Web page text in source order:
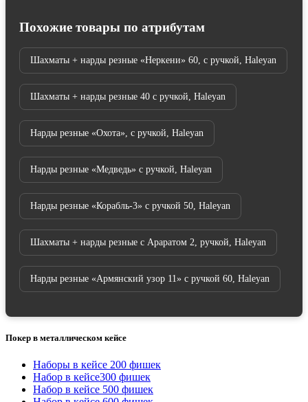
Похожие товары по атрибутам
Шахматы + нарды резные «Неркени» 60, с ручкой, Haleyan
Шахматы + нарды резные 40 с ручкой, Haleyan
Нарды резные «Охота», с ручкой, Haleyan
Нарды резные «Медведь» с ручкой, Haleyan
Нарды резные «Корабль-3» с ручкой 50, Haleyan
Шахматы + нарды резные с Араратом 2, ручкой, Haleyan
Нарды резные «Армянский узор 11» с ручкой 60, Haleyan
Покер в металлическом кейсе
Наборы в кейсе 200 фишек
Набор в кейсе300 фишек
Набор в кейсе 500 фишек